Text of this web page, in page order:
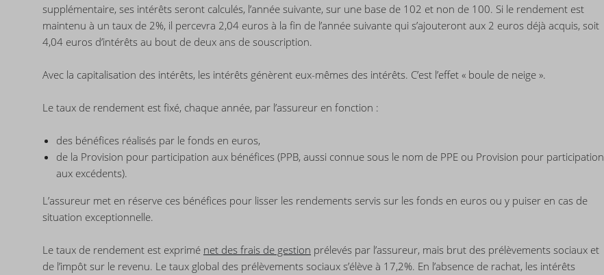
supplémentaire, ses intérêts seront calculés, l’année suivante, sur une base de 102 et non de 100. Si le rendement est
maintenu à un taux de 2%, il percevra 2,04 euros à la fin de l’année suivante qui s’ajouteront aux 2 euros déjà acquis, soit
4,04 euros d’intérêts au bout de deux ans de souscription.
Avec la capitalisation des intérêts, les intérêts génèrent eux-mêmes des intérêts. C’est l’effet « boule de neige ».
Le taux de rendement est fixé, chaque année, par l’assureur en fonction :
des bénéfices réalisés par le fonds en euros,
de la Provision pour participation aux bénéfices (PPB, aussi connue sous le nom de PPE ou Provision pour participation
aux excédents).
L’assureur met en réserve ces bénéfices pour lisser les rendements servis sur les fonds en euros ou y puiser en cas de
situation exceptionnelle.
Le taux de rendement est exprimé net des frais de gestion prélevés par l’assureur, mais brut des prélèvements sociaux et
de l’impôt sur le revenu. Le taux global des prélèvements sociaux s’élève à 17,2%. En l’absence de rachat, les intérêts